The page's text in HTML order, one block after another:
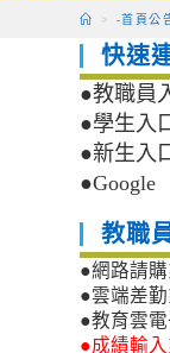
> -首頁公
快速
●教職員
●學生入
●新生入
●Google
教職
●網路請
●雲端差
●教育雲
●成績輸